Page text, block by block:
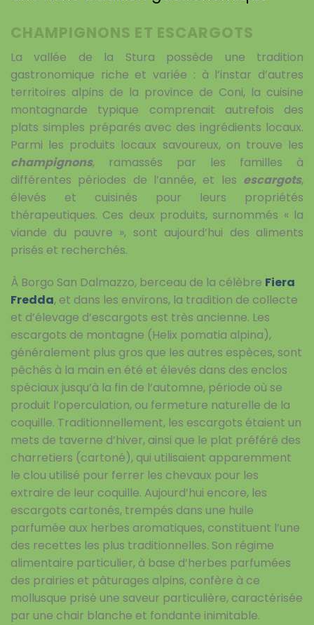
CHAMPIGNONS ET ESCARGOTS
La vallée de la Stura possède une tradition
gastronomique riche et variée : à l’instar d’autres
territoires alpins de la province de Coni, la cuisine
montagnarde typique comprenait autrefois des
plats simples préparés avec des ingrédients locaux.
Parmi les produits locaux savoureux, on trouve les
champignons, ramassés par les familles à
différentes périodes de l’année, et les escargots,
élevés et cuisinés pour leurs propriétés
thérapeutiques. Ces deux produits, surnommés « la
viande du pauvre », sont aujourd’hui des aliments
prisés et recherchés.
À Borgo San Dalmazzo, berceau de la célèbre Fiera
Fredda, et dans les environs, la tradition de collecte
et d’élevage d’escargots est très ancienne. Les
escargots de montagne (Helix pomatia alpina),
généralement plus gros que les autres espèces, sont
pêchés à la main en été et élevés dans des enclos
spéciaux jusqu’à la fin de l’automne, période où se
produit l’operculation, ou fermeture naturelle de la
coquille. Traditionnellement, les escargots étaient un
mets de taverne d’hiver, ainsi que le plat préféré des
charretiers (cartoné), qui utilisaient apparemment
le clou utilisé pour ferrer les chevaux pour les
extraire de leur coquille. Aujourd’hui encore, les
escargots cartonés, trempés dans une huile
parfumée aux herbes aromatiques, constituent l’une
des recettes les plus traditionnelles. Son régime
alimentaire particulier, à base d’herbes parfumées
des prairies et pâturages alpins, confère à ce
mollusque prisé une saveur particulière, caractérisée
par une chair blanche et fondante inimitable.